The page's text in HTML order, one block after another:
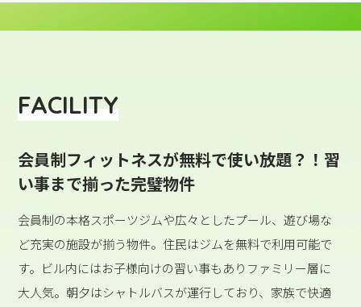
FACILITY
会員制フィットネスが無料で使い放題？！習
い事まで揃った完璧物件
会員制の本格スポーツジムや広々としたプール、遊び場な
ど充実の施設が揃う物件。住民はジムを無料で利用可能で
す。ビル内にはお子様向けの習い事もありファミリー層に
大人気。朝夕はシャトルバスが運行しており、家族で快適